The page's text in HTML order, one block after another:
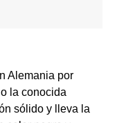
Alemania por
la conocida
sólido y lleva la